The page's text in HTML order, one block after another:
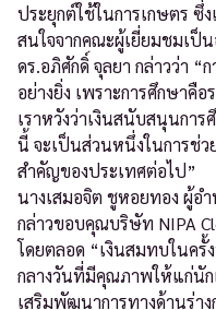
ประยุกต์ใช้ในการเกษตร ซึ่
สนใจจากคณะผู้เยี่ยมชมเป็น
ดร.อภิศักดิ์ จุลยา กล่าวว่า
อย่างยิ่ง เพราะการศึกษาคื
เราหวังว่าเงินสนับสนุนกา
นี้ จะเป็นส่วนหนึ่งในการช่ว
สำคัญของประเทศต่อไป”
นางเสมอจิต ชูหอยทอง ผู้อำ
กล่าวขอบคุณบริษัท NIPA
โดยตลอด “เงินสมทบในครั้
กลางวันที่มีคุณภาพให้แก่นัก
เสริมพัฒนาการทางด้านร่า